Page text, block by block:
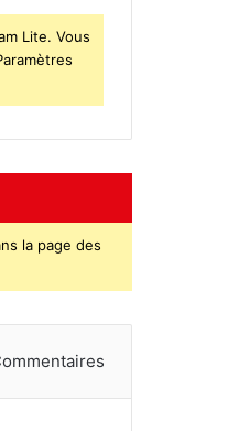
Lite. Vous
la page des